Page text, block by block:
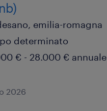
emilia-romagna
determinato
€ - 28.000 € annuale
2026